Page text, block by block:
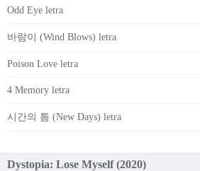
Odd Eye letra
바람이 (Wind Blows) letra
Poison Love letra
4 Memory letra
시간의 틈 (New Days) letra
Dystopia: Lose Myself (2020)